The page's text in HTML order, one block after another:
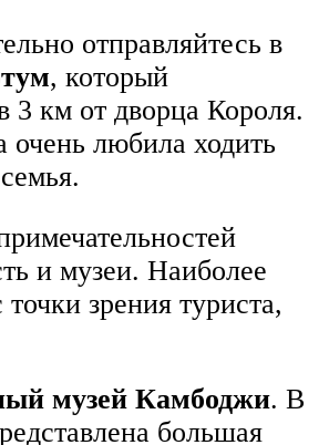
отправляйтесь в
, который
3 км от дворца Короля.
любила ходить
и музеи. Наиболее
зрения туриста,
музей Камбоджи. В
большая